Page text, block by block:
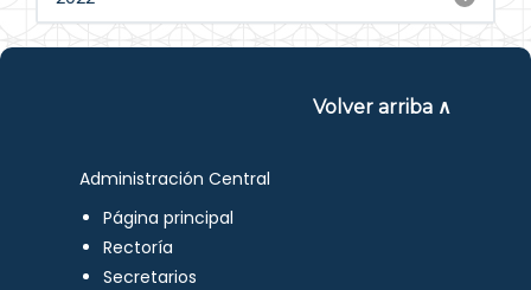
Volver arriba ∧
Administración Central
Página principal
Rectoría
Secretarios